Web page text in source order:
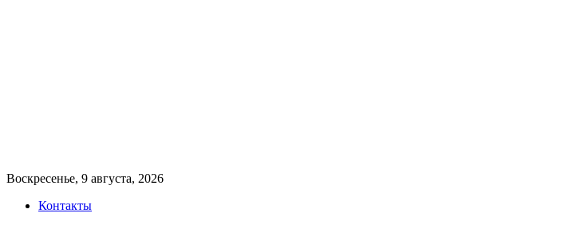
Воскресенье, 9 августа, 2026
Контакты